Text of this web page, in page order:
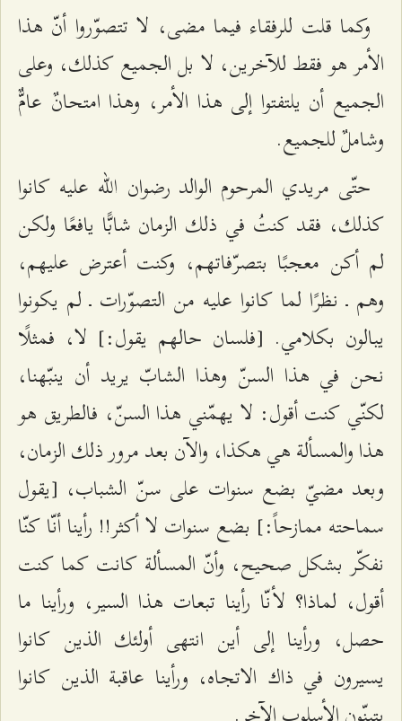
وكما قلت للرفقاء فيما مضى، لا تتصوّروا أنّ هذا
الأمر هو فقط للآخرين، لا بل الجميع كذلك، وعلى
الجميع أن يلتفتوا إلى هذا الأمر، وهذا امتحانٌ عامٌّ
وشاملٌ للجميع.
حتّى مريدي المرحوم الوالد رضوان الله عليه كانوا
كذلك، فقد كنتُ في ذلك الزمان شابًّا يافعًا ولكن
لم أكن معجبًا بتصرّفاتهم، وكنت أعترض عليهم،
وهم ـ نظرًا لما كانوا عليه من التصوّرات ـ لم يكونوا
يبالون بكلامي. [فلسان حالهم يقول:] لا، فمثلًا
نحن في هذا السنّ وهذا الشابّ يريد أن ينبّهنا،
لكنّي كنت أقول: لا يهمّني هذا السنّ، فالطريق هو
هذا والمسألة هي هكذا، والآن بعد مرور ذلك الزمان،
وبعد مضيّ بضع سنوات على سنّ الشباب، [يقول
سماحته ممازحاً:] بضع سنوات لا أكثر!! رأينا أنّا كنّا
نفكّر بشكل صحيح، وأنّ المسألة كانت كما كنت
أقول، لماذا؟ لأنّا رأينا تبعات هذا السير، ورأينا ما
حصل، ورأينا إلى أين انتهى أولئك الذين كانوا
يسيرون في ذاك الاتجاه، ورأينا عاقبة الذين كانوا